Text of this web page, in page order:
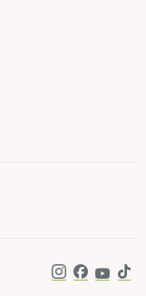
Instagram
Facebook